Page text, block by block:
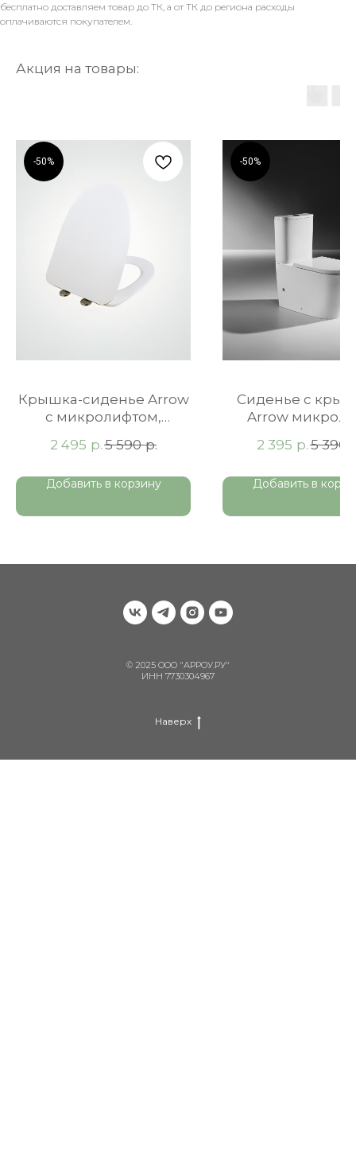
бесплатно доставляем товар до ТК, а от ТК до региона расходы
оплачиваются покупателем.
Акция на товары:
-50%
Крышка-сиденье Arrow
c микролифтом,
Duroplast, белая
2 495 р.5 590 р.
Добавить в корзину
-50%
Сиденье с
Arrow
2 395 р. 5 390
Добавить в
© 2025 ООО "АРРОУ.РУ"
ИНН 7730304967
Наверх